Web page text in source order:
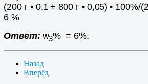
(200 г • 0,1 + 800 г • 0,05) • 100%/
6 %
Ответ: w3% = 6%.
Назад
Вперёд